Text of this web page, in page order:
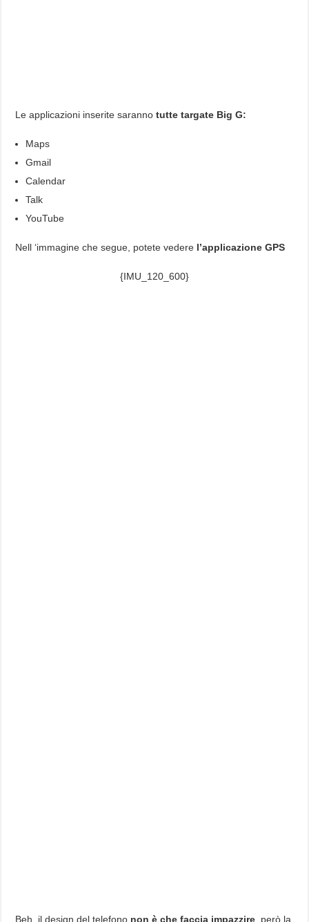
Le applicazioni inserite sarannotutte targate Big G:
Maps
Gmail
Calendar
Talk
YouTube
Nell ‘immagine che segue, potete vedere l’applicazione GPS
{IMU_120_600}
Beh, il design del telefono non è che faccia impazzire ..però la